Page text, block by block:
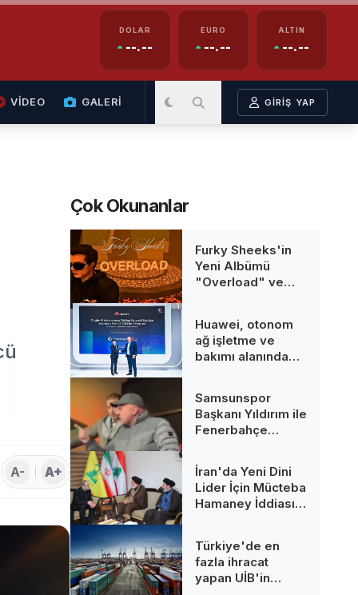
DOLAR
--.--
EURO
--.--
ALTIN
--.--
VİDEO GALERİ GİRİŞ YAP
A- A+
Çok Okunanlar
Furky Sheeks'in
Yeni Albümü
"Overload" ve
Takvimi Açıklandı
Huawei, otonom
ağ işletme ve
bakımı alanında
kampüs L4 ADN
Çözümünü tanıttı
Samsunspor
Başkanı Yıldırım ile
Fenerbahçe
Arasında Gerilim
İran'da Yeni Dini
Lider İçin Mücteba
Hamaney İddiası:
Türkiye'de en
fazla ihracat
yapan UİB'in